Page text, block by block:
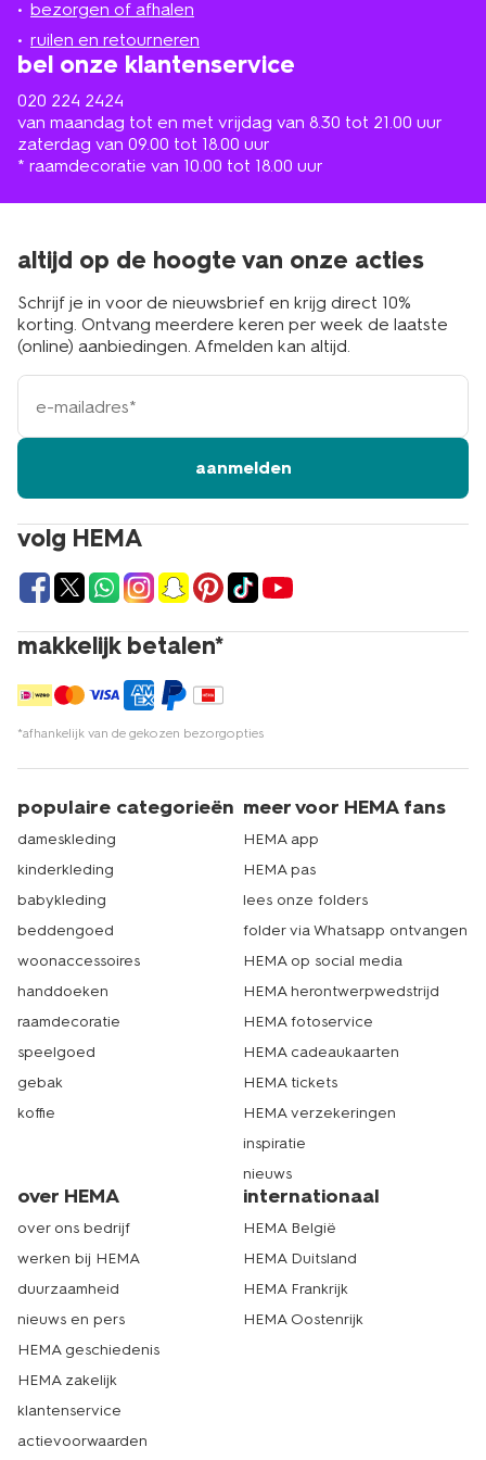
bezorgen of afhalen
ruilen en retourneren
bel onze klantenservice
020 224 2424
van maandag tot en met vrijdag van 8.30 tot 21.00 uur
zaterdag van 09.00 tot 18.00 uur
* raamdecoratie van 10.00 tot 18.00 uur
de
buurt
volg HEMA
makkelijk betalen*
*afhankelijk van de gekozen bezorgopties
altijd op de hoogte van onze acties
Schrijf je in voor de nieuwsbrief en krijg direct 10%
korting. Ontvang meerdere keren per week de laatste
(online) aanbiedingen. Afmelden kan altijd.
e-
mailadres
aanmelden
populaire categorieën
dameskleding
kinderkleding
babykleding
beddengoed
woonaccessoires
handdoeken
raamdecoratie
speelgoed
gebak
koffie
meer voor HEMA fans
HEMA app
HEMA pas
lees onze folders
folder via Whatsapp ontvangen
HEMA op social media
HEMA herontwerpwedstrijd
HEMA fotoservice
HEMA cadeaukaarten
HEMA tickets
HEMA verzekeringen
inspiratie
nieuws
over HEMA
over ons bedrijf
werken bij HEMA
duurzaamheid
nieuws en pers
HEMA geschiedenis
HEMA zakelijk
klantenservice
actievoorwaarden
internationaal
HEMA België
HEMA Duitsland
HEMA Frankrijk
HEMA Oostenrijk